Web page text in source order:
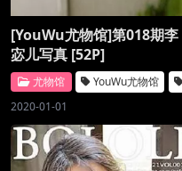
[YouWu尤物馆]第018期李
宓儿写真 [52P]
尤物馆 YouWu尤物馆
2020-01-01